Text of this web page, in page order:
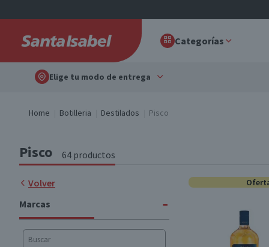
Categorías
Elige tu modo de entrega
Home Botilleria Destilados Pisco
Pisco 64 productos
Volver
Marcas
-